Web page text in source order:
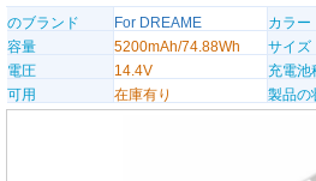
のブランド
For DREAME カラー
容量
5200mAh/74.88Wh サイズ
電圧
14.4V 充電池
可用
在庫有り 製品の